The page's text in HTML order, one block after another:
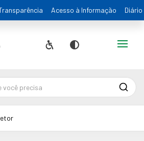
Acesso à Informação
Acessibilidade
Contraste
Alternar